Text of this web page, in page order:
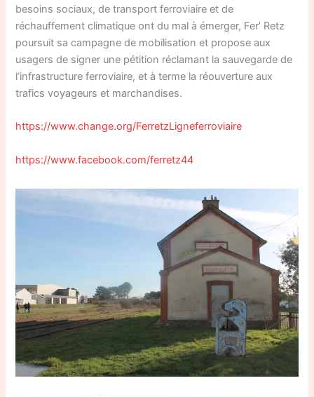
besoins sociaux, de transport ferroviaire et de
réchauffement climatique ont du mal à émerger, Fer’ Retz
poursuit sa campagne de mobilisation et propose aux
usagers de signer une pétition réclamant la sauvegarde de
l’infrastructure ferroviaire, et à terme la réouverture aux
trafics voyageurs et marchandises.
https://www.change.org/FerretzLigneferroviaire
https://www.facebook.com/ferretz44